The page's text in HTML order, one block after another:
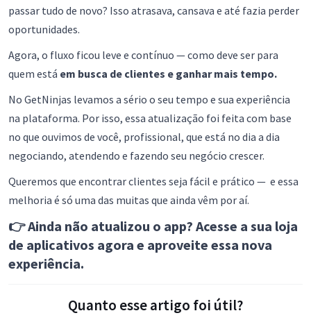
passar tudo de novo? Isso atrasava, cansava e até fazia perder
oportunidades.
Agora, o fluxo ficou leve e contínuo — como deve ser para
quem está em busca de clientes e ganhar mais tempo.
No GetNinjas levamos a sério o seu tempo e sua experiência
na plataforma. Por isso, essa atualização foi feita com base
no que ouvimos de você, profissional, que está no dia a dia
negociando, atendendo e fazendo seu negócio crescer.
Queremos que encontrar clientes seja fácil e prático — e essa
melhoria é só uma das muitas que ainda vêm por aí.
👉 Ainda não atualizou o app? Acesse a sua loja
de aplicativos agora e aproveite essa nova
experiência.
Quanto esse artigo foi útil?